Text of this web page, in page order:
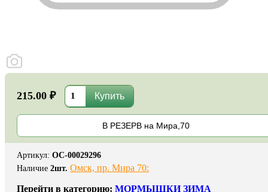
215.00 ₽
В РЕЗЕРВ на Мира,70
Артикул: ОС-00029296
Наличие 2шт. Омск, пр. Мира 70:
Перейти в категорию: МОРМЫШКИ ЗИМА